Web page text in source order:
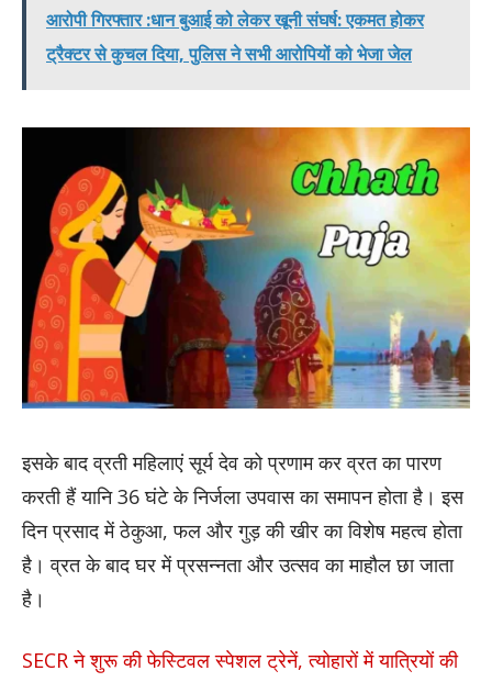
आरोपी गिरफ्तार :धान बुआई को लेकर खूनी संघर्ष: एकमत होकर
ट्रैक्टर से कुचल दिया, पुलिस ने सभी आरोपियों को भेजा जेल
इसके बाद व्रती महिलाएं सूर्य देव को प्रणाम कर व्रत का पारण
करती हैं यानि 36 घंटे के निर्जला उपवास का समापन होता है। इस
दिन प्रसाद में ठेकुआ, फल और गुड़ की खीर का विशेष महत्व होता
है। व्रत के बाद घर में प्रसन्नता और उत्सव का माहौल छा जाता
है।
SECR ने शुरू की फेस्टिवल स्पेशल ट्रेनें, त्योहारों में यात्रियों की